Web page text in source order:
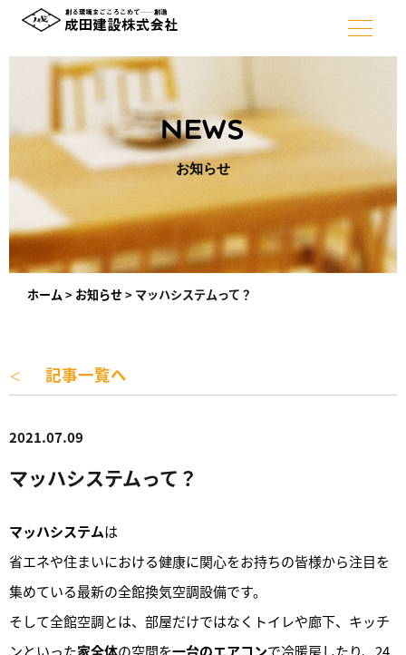
NEWS
お知らせ
ホーム > お知らせ> マッハシステムって？
＜ 記事一覧へ
2021.07.09
マッハシステムって？
マッハシステムは
省エネや住まいにおける健康に関心をお持ちの皆様から注目を
集めている最新の全館換気空調設備です。
そして全館空調とは、部屋だけではなくトイレや廊下、キッチ
ンといった家全体の空間を一台のエアコンで冷暖房したり、24